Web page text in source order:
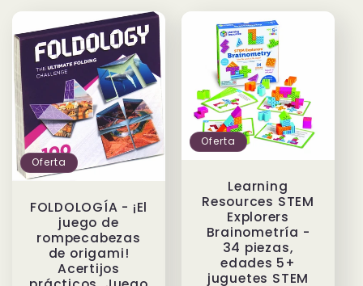
Oferta
FOLDOLOGÍA - ¡El
juego de
rompecabezas
de origami!
Acertijos
Oferta
Learning
Resources STEM
Explorers
Brainometría -
34 piezas,
edades 5+
juguetes STEM